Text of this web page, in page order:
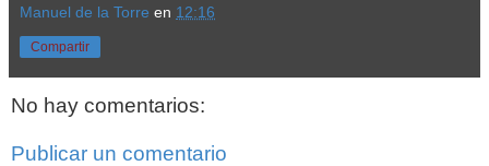
Manuel de la Torre en 12:16
Compartir
No hay comentarios:
Publicar un comentario